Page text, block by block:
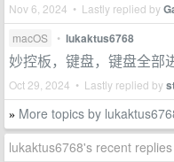
Nov 6, 2024 • Lastly replied by
macOS • lukaktus6768
妙控板，键盘，键盘全部
Oct 29, 2024 • Lastly replied by
» More topics by
lukaktus6768's recent replies